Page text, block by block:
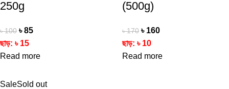
250g
৳100 ৳85
ছাড়: ৳ 15
Read more
(500g)
৳170 ৳ 160
ছাড়: ৳ 10
Read more
SaleSold out